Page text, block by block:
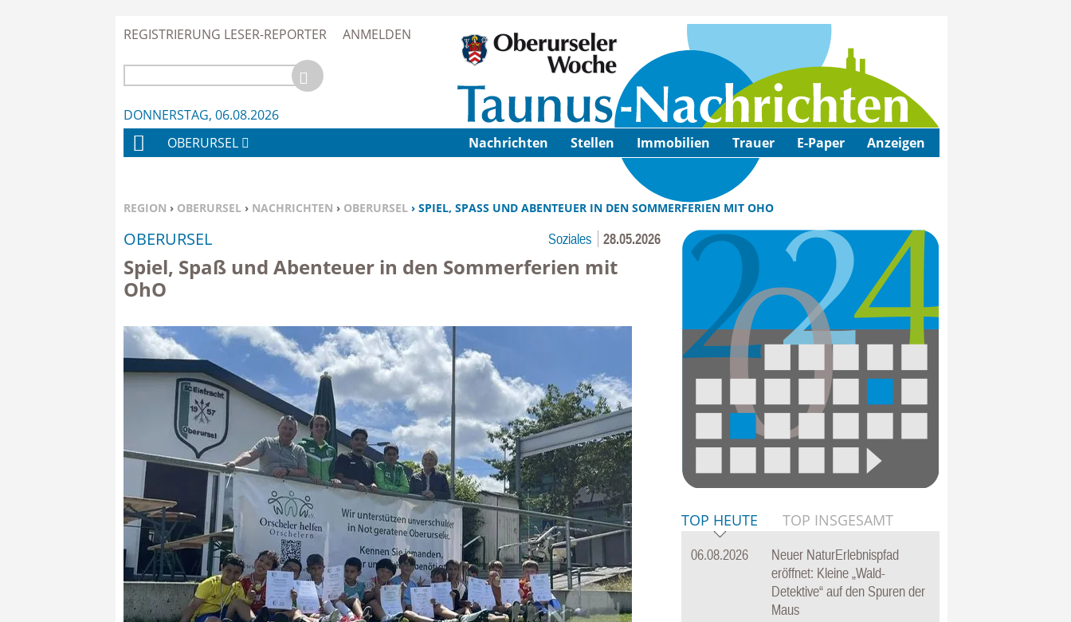
Zum Inhalt springen ↓
REGISTRIERUNG LESER-REPORTER ANMELDEN
DONNERSTAG, 06.08.2026
SIE BEFINDEN SICH HIER:
REGION › OBERURSEL › NACHRICHTEN › OBERURSEL › SPIEL, SPASS UND ABENTEUER IN DEN SOMMERFERIEN MIT OHO
OBERURSEL Soziales 28.05.2026
Spiel, Spaß und Abenteuer in den Sommerferien mit
OhO
TOP HEUTE TOP INSGESAMT
06.08.2026
Neuer NaturErlebnispfad
eröffnet: Kleine „Wald-
Detektive“ auf den Spuren der
Maus
H
M
E
OBERURSEL Nachrichten Stellen Immobilien Trauer E-Paper Anzeigen